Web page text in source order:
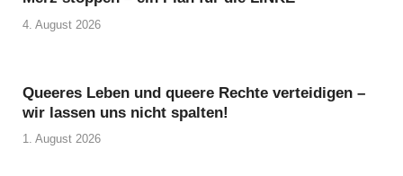
4. August 2026
Queeres Leben und queere Rechte verteidigen –
wir lassen uns nicht spalten!
1. August 2026